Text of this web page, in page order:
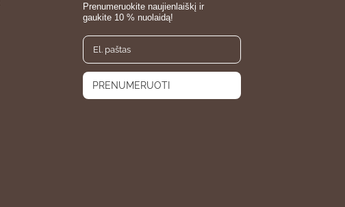
Prenumeruokite naujienlaiškį ir
gaukite 10 % nuolaidą!
PRENUMERUOTI